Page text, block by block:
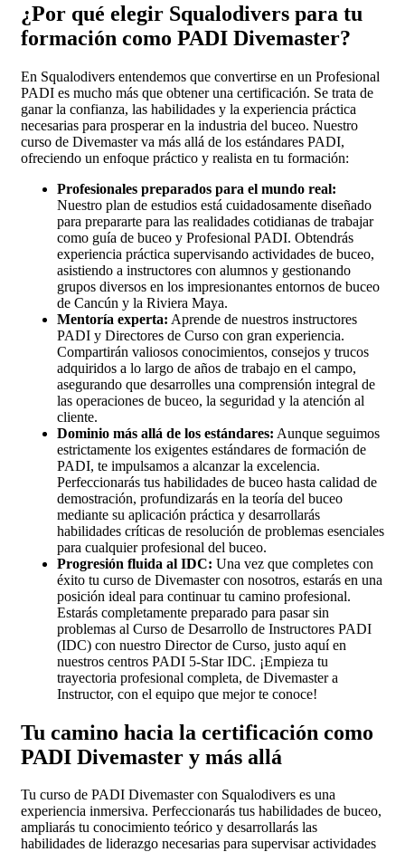
¿Por qué elegir Squalodivers para tu
formación como PADI Divemaster?
En Squalodivers entendemos que convertirse en un Profesional
PADI es mucho más que obtener una certificación. Se trata de
ganar la confianza, las habilidades y la experiencia práctica
necesarias para prosperar en la industria del buceo. Nuestro
curso de Divemaster va más allá de los estándares PADI,
ofreciendo un enfoque práctico y realista en tu formación:
Profesionales preparados para el mundo real:
Nuestro plan de estudios está cuidadosamente diseñado
para prepararte para las realidades cotidianas de trabajar
como guía de buceo y Profesional PADI. Obtendrás
experiencia práctica supervisando actividades de buceo,
asistiendo a instructores con alumnos y gestionando
grupos diversos en los impresionantes entornos de buceo
de Cancún y la Riviera Maya.
Mentoría experta: Aprende de nuestros instructores
PADI y Directores de Curso con gran experiencia.
Compartirán valiosos conocimientos, consejos y trucos
adquiridos a lo largo de años de trabajo en el campo,
asegurando que desarrolles una comprensión integral de
las operaciones de buceo, la seguridad y la atención al
cliente.
Dominio más allá de los estándares: Aunque seguimos
estrictamente los exigentes estándares de formación de
PADI, te impulsamos a alcanzar la excelencia.
Perfeccionarás tus habilidades de buceo hasta calidad de
demostración, profundizarás en la teoría del buceo
mediante su aplicación práctica y desarrollarás
habilidades críticas de resolución de problemas esenciales
para cualquier profesional del buceo.
Progresión fluida al IDC: Una vez que completes con
éxito tu curso de Divemaster con nosotros, estarás en una
posición ideal para continuar tu camino profesional.
Estarás completamente preparado para pasar sin
problemas al Curso de Desarrollo de Instructores PADI
(IDC) con nuestro Director de Curso, justo aquí en
nuestros centros PADI 5-Star IDC. ¡Empieza tu
trayectoria profesional completa, de Divemaster a
Instructor, con el equipo que mejor te conoce!
Tu camino hacia la certificación como
PADI Divemaster y más allá
Tu curso de PADI Divemaster con Squalodivers es una
experiencia inmersiva. Perfeccionarás tus habilidades de buceo,
ampliarás tu conocimiento teórico y desarrollarás las
habilidades de liderazgo necesarias para supervisar actividades